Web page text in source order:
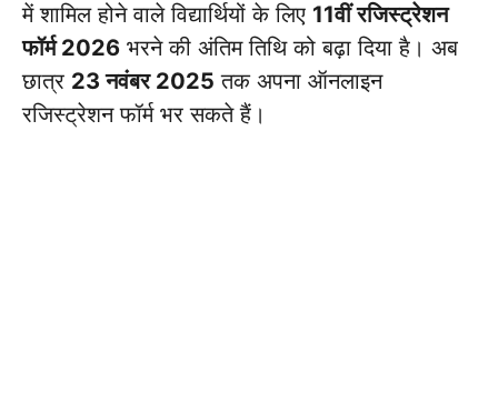
में शामिल होने वाले विद्यार्थियों के लिए 11वीं रजिस्ट्रेशन
फॉर्म 2026 भरने की अंतिम तिथि को बढ़ा दिया है। अब
छात्र 23 नवंबर 2025 तक अपना ऑनलाइन
रजिस्ट्रेशन फॉर्म भर सकते हैं।